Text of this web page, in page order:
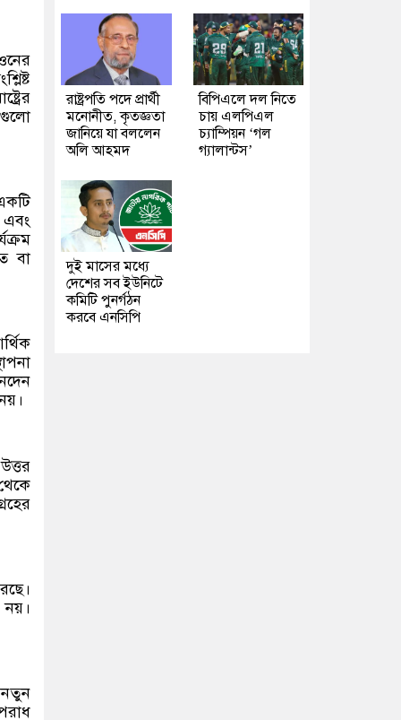
এবং
বা
নতুন
রাষ্ট্রপতি পদে প্রার্থী
মনোনীত, কৃতজ্ঞতা
জানিয়ে যা বললেন
অলি আহমদ
বিপিএলে দল নিতে
চায় এলপিএল
চ্যাম্পিয়ন ‘গল
গ্যালান্টস’
দুই মাসের মধ্যে
দেশের সব ইউনিটে
কমিটি পুনর্গঠন
করবে এনসিপি